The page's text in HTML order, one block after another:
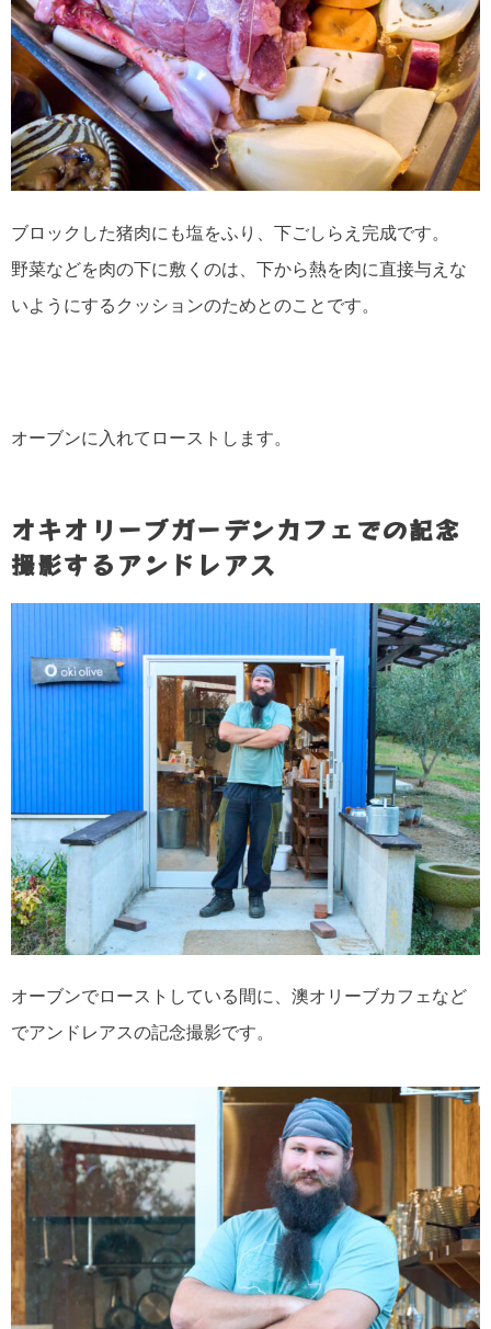
ブロックした猪肉にも塩をふり、下ごしらえ完成です。
野菜などを肉の下に敷くのは、下から熱を肉に直接与えな
いようにするクッションのためとのことです。
オーブンに入れてローストします。
オキオリーブガーデンカフェでの記念
撮影するアンドレアス
オーブンでローストしている間に、澳オリーブカフェなど
でアンドレアスの記念撮影です。